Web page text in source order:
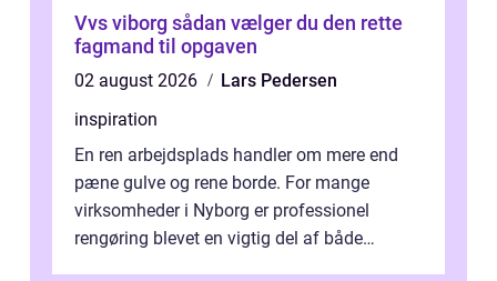
Vvs viborg sådan vælger du den rette
fagmand til opgaven
02 august 2026
Lars Pedersen
inspiration
En ren arbejdsplads handler om mere end
pæne gulve og rene borde. For mange
virksomheder i Nyborg er professionel
rengøring blevet en vigtig del af både